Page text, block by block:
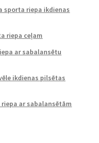
sporta riepa ikdienas
riepa ceļam
ar sabalansētu
ikdienas pilsētas
riepa ar sabalansētām